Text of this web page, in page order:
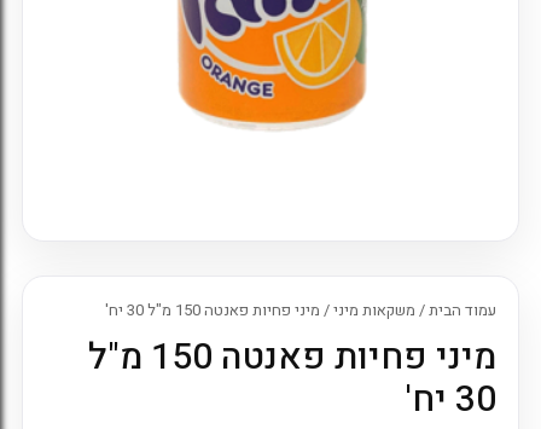
עמוד הבית/ משקאות מיני/ מיני פחיות פאנטה 150 מ"ל 30 יח'
מיני פחיות פאנטה 150 מ"ל
30 יח'